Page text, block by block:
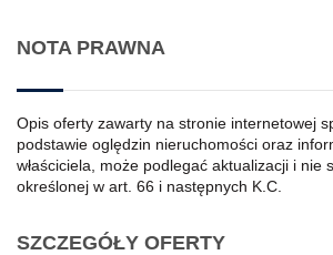
NOTA PRAWNA
Opis oferty zawarty na stronie internetowej
podstawie oględzin nieruchomości oraz
właściciela, może podlegać aktualizacji i nie
określonej w art. 66 i następnych K.C.
SZCZEGÓŁY OFERTY